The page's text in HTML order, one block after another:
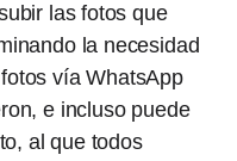
las fotos que
la necesidad
vía WhatsApp
e incluso puede
al que todos